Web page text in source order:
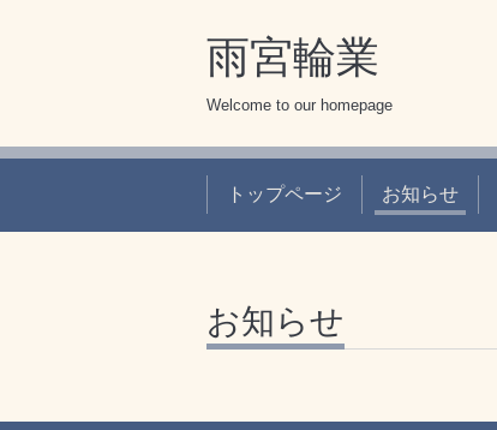
雨宮輪業
Welcome to our homepage
トップページ お知らせ
お知らせ